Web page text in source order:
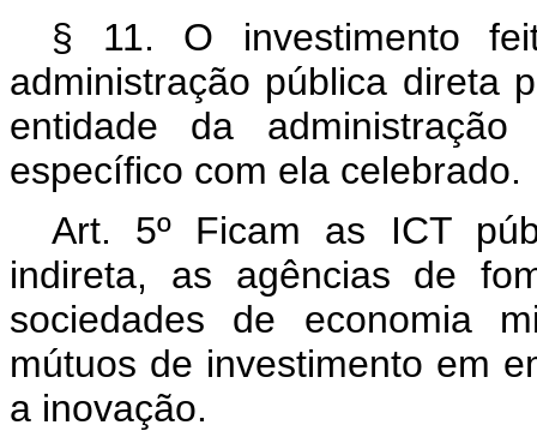
§ 11. O investimento
administração pública direta
entidade da
específico com ela celebrado.
Art. 5º Ficam as ICT
indireta, as agências de
sociedades de economia
mútuos de investimento em
a inovação.